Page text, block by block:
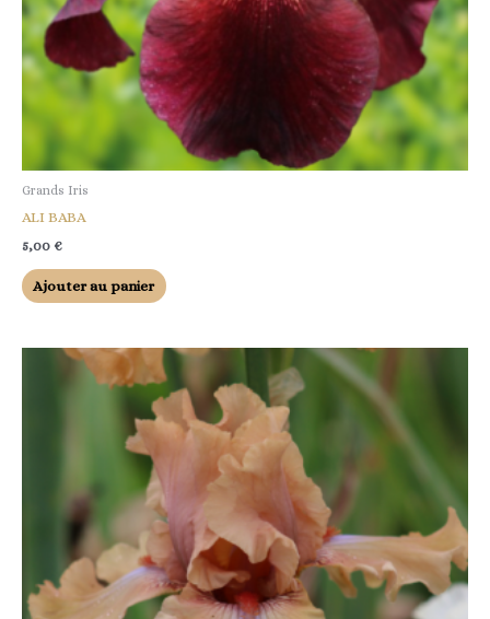
Grands Iris
ALI BABA
5,00 €
Ajouter au panier